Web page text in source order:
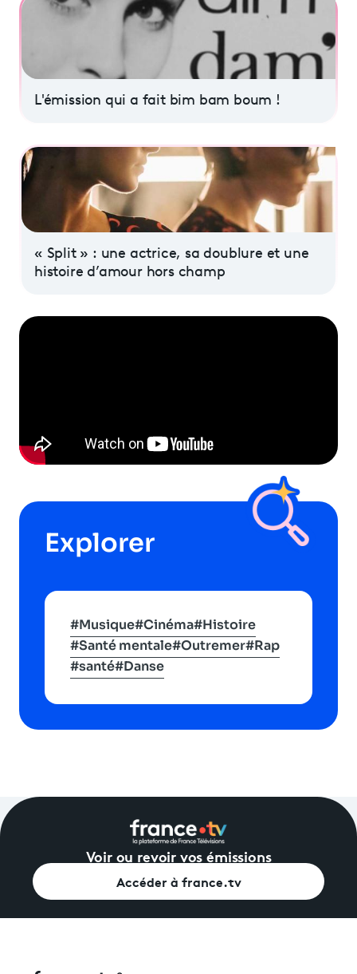
L'émission qui a fait bim bam boum !
« Split » : une actrice, sa doublure et une
histoire d’amour hors champ
Explorer
#Musique#Cinéma#Histoire
#Santé mentale#Outremer#Rap
#santé#Danse
Voir ou revoir vos émissions
Accéder à france.tv